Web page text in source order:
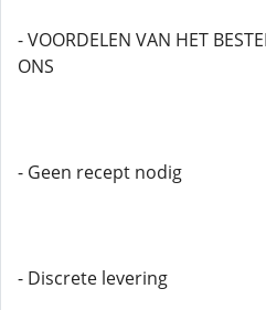
- VOORDELEN VAN HET
ONS
- Geen recept nodig
- Discrete levering